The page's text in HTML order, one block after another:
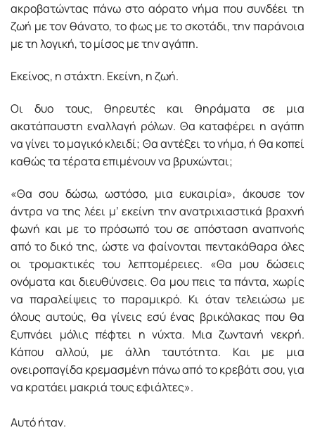
ακροβατώντας πάνω στο αόρατο νήμα που συνδέει τη
ζωή με τον θάνατο, το φως με το σκοτάδι, την παράνοια
με τη λογική, το μίσος με την αγάπη.
Εκείνος, η στάχτη. Εκείνη, η ζωή.
Οι δυο τους, θηρευτές και θηράματα σε μια
ακατάπαυστη εναλλαγή ρόλων. Θα καταφέρει η αγάπη
να γίνει το μαγικό κλειδί; Θα αντέξει το νήμα, ή θα κοπεί
καθώς τα τέρατα επιμένουν να βρυχώνται;
«Θα σου δώσω, ωστόσο, μια ευκαιρία», άκουσε τον
άντρα να της λέει μ’ εκείνη την ανατριχιαστικά βραχνή
φωνή και με το πρόσωπό του σε απόσταση αναπνοής
από το δικό της, ώστε να φαίνονται πεντακάθαρα όλες
οι τρομακτικές του λεπτομέρειες. «Θα μου δώσεις
ονόματα και διευθύνσεις. Θα μου πεις τα πάντα, χωρίς
να παραλείψεις το παραμικρό. Κι όταν τελειώσω με
όλους αυτούς, θα γίνεις εσύ ένας βρικόλακας που θα
ξυπνάει μόλις πέφτει η νύχτα. Μια ζωντανή νεκρή.
Κάπου αλλού, με άλλη ταυτότητα. Και με μια
ονειροπαγίδα κρεμασμένη πάνω από το κρεβάτι σου, για
να κρατάει μακριά τους εφιάλτες».
Αυτό ήταν.